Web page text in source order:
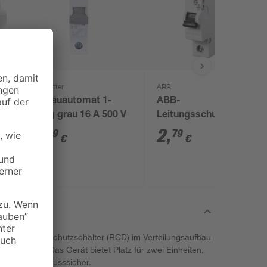
REV Ritter
Einbauautomat 1-
Polig grau 16 A 500 V
69 €
ABB
ABB-
Leitungsschutzschalter
'2CDS251001R0165'
1-polig 400 V
2,79 €
(RCD) im Verteilungsaufbau
Das Gerät bietet Platz für zwei Einheiten,
kA kurzschlusssicher.